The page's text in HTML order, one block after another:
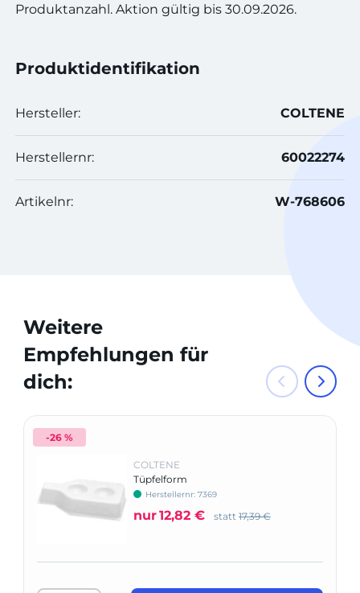
Produktanzahl. Aktion gültig bis 30.09.2026.
Produktidentifikation
Hersteller: COLTENE
Herstellernr: 60022274
Artikelnr: W-768606
Weitere
Empfehlungen für
dich:
-26 %
COLTENE
Tüpfelform
Herstellernr: 7369
nur12,82 € statt 17,39 €